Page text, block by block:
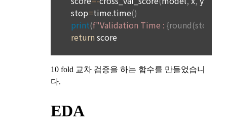
메일 인증 필요
[데이콘] 회원가입 인증메일
비자기본법 등의 관계법령에 따른다.
2. "회원"이 "회사"와 개별 계약을 체결하여 서비스를 이용하는
경우에는 개별 계약이 우선한다.
1. "회원"이 이용신청(회원가입 신청) 작성 후에 "회사"가 웹 상
2. “회사”는 "회사"의 ‘데이콘 인재풀 등록’ 서비스를 이용하고자
하는 자가 본 약관과 개인정보취급방침을 읽고 이에 대하여 "동
모바일 서비스의 특성상 단말기 모델 정보가 수집될 수 있으나,
이는 개인을 식별할 수 없는 형태입니다.
필수항목: 본인 계좌정보(은행, 계좌번호), 주민등록번호(근거 :
5) 채용 합격 시, 기업의 요금 산정을 위한 수집 항목